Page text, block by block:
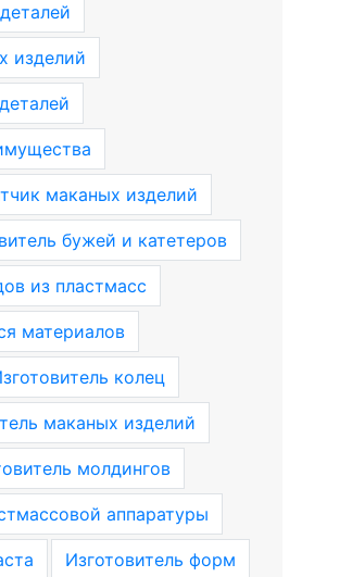
изделий
маканых изделий
бужей и катетеров
из пластмасс
материалов
колец
маканых изделий
молдингов
аппаратуры
Изготовитель форм